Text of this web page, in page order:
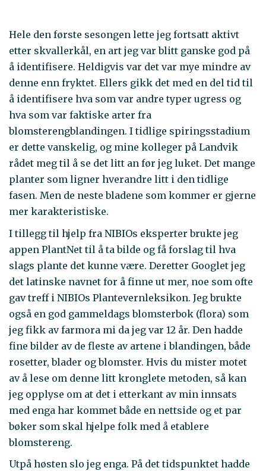
Hele den første sesongen lette jeg fortsatt aktivt
etter skvallerkål, en art jeg var blitt ganske god på
å identifisere. Heldigvis var det var mye mindre av
denne enn fryktet. Ellers gikk det med en del tid til
å identifisere hva som var andre typer ugress og
hva som var faktiske arter fra
blomsterengblandingen. I tidlige spiringsstadium
er dette vanskelig, og mine kolleger på Landvik
rådet meg til å se det litt an før jeg luket. Det mange
planter som ligner hverandre litt i den tidlige
fasen. Men de neste bladene som kommer er gjerne
mer karakteristiske.
I tillegg til hjelp fra NIBIOs eksperter brukte jeg
appen PlantNet til å ta bilde og få forslag til hva
slags plante det kunne være. Deretter Googlet jeg
det latinske navnet for å finne ut mer, noe som ofte
gav treff i NIBIOs Plantevernleksikon. Jeg brukte
også en god gammeldags blomsterbok (flora) som
jeg fikk av farmora mi da jeg var 12 år. Den hadde
fine bilder av de fleste av artene i blandingen, både
rosetter, blader og blomster. Hvis du mister motet
av å lese om denne litt kronglete metoden, så kan
jeg opplyse om at det i etterkant av min innsats
med enga har kommet både en nettside og et par
bøker som skal hjelpe folk med å etablere
blomstereng.
Utpå høsten slo jeg enga. På det tidspunktet hadde